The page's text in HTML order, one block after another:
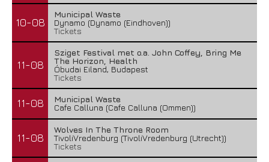
10-08
Municipal Waste
Dynamo (Dynamo (Eindhoven))
Tickets
11-08
Sziget Festival met o.a. John Coffey, Bring Me
The Horizon, Health
Óbudai Eiland, Budapest
Tickets
11-08
Municipal Waste
Cafe Calluna (Cafe Calluna (Ommen))
11-08
Wolves In The Throne Room
TivoliVredenburg (TivoliVredenburg (Utrecht))
Tickets